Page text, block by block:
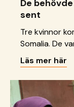
De
sent
Tre kvinnor
Somalia. De
väg att födas,
sätt utan
matbrist,
är gravida
Läs mer här